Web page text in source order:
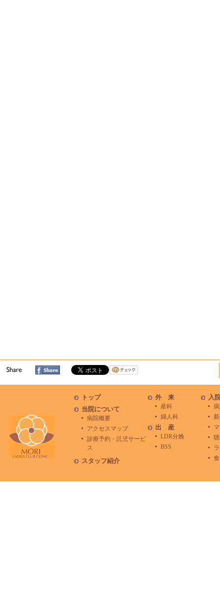
トップ
当院について
病院概要
アクセスマップ
診療予約・託児サービ
ス
スタッフ紹介
外 来
産科
婦人科
出 産
LDR分娩
BSS
入